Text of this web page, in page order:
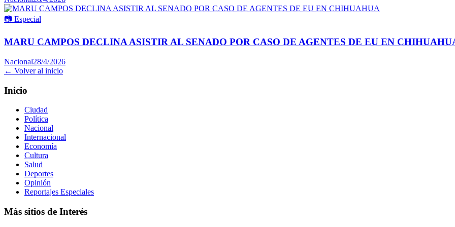
📷 Especial
MARU CAMPOS DECLINA ASISTIR AL SENADO POR CASO DE AGENTES DE EU EN
Nacional28/4/2026
← Volver al inicio
Inicio
Ciudad
Política
Nacional
Internacional
Economía
Cultura
Salud
Deportes
Opinión
Reportajes Especiales
Más sitios de Interés